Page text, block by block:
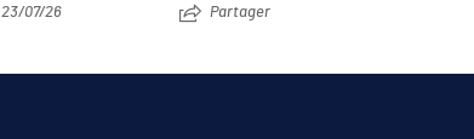
23/07/26 Partager